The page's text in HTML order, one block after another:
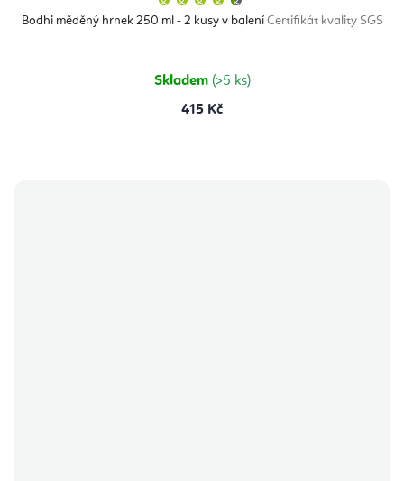
Bodhi měděný hrnek 250 ml - 2 kusy v balení Certifikát kvality SGS
produktu
je
hvězdiček.
Skladem (>5 ks)
415 Kč